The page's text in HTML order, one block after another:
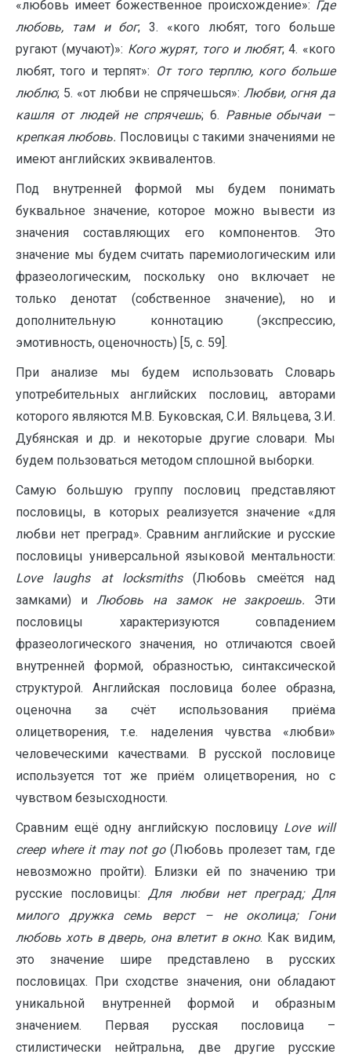
«любовь имеет божественное происхождение»: Где
любовь, там и бог; 3. «кого любят, того больше
ругают (мучают)»: Кого журят, того и любят; 4. «кого
любят, того и терпят»: От того терплю, кого больше
люблю; 5. «от любви не спрячешься»:Любви, огня да
кашля от людей не спрячешь; 6. Равные обычаи –
крепкая любовь. Пословицы с такими значениями не
имеют английских эквивалентов.
Под внутренней формой мы будем понимать
буквальное значение, которое можно вывести из
значения составляющих его компонентов. Это
значение мы будем считать паремиологическим или
фразеологическим, поскольку оно включает не
только денотат (собственное значение), но и
дополнительную коннотацию (экспрессию,
эмотивность, оценочность) [5, с. 59].
При анализе мы будем использовать Словарь
употребительных английских пословиц, авторами
которого являются М.В. Буковская, С.И. Вяльцева, З.И.
Дубянская и др. и некоторые другие словари. Мы
будем пользоваться методом сплошной выборки.
Самую большую группу пословиц представляют
пословицы, в которых реализуется значение «для
любви нет преград». Сравним английские и русские
пословицы универсальной языковой ментальности:
Love
laughs at locksmiths(Любовь смеётся над
замками) иЛюбовь на замок не закроешь. Эти
пословицы характеризуются совпадением
фразеологического значения, но отличаются своей
внутренней формой, образностью, синтаксической
структурой. Английская пословица более образна,
оценочна за счёт использования приёма
олицетворения, т.е. наделения чувства «любви»
человеческими качествами. В русской пословице
используется тот же приём олицетворения, но с
чувством безысходности.
Сравним ещё одну английскую пословицу Love will
creep where it may not go(Любовь пролезет там, где
невозможно пройти). Близки ей по значению три
русские пословицы:Для любви нет преград; Для
милого дружка семь верст – не околица; Гони
любовь хоть в дверь, она влетит в окно. Как видим,
это значение шире представлено в русских
пословицах. При сходстве значения, они обладают
уникальной внутренней формой и образным
значением. Первая русская пословица –
стилистически нейтральна, две другие русские